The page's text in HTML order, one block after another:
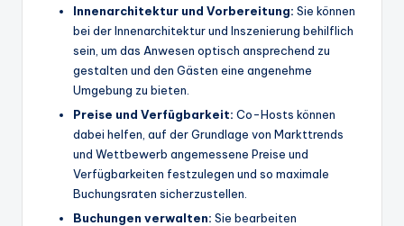
Innenarchitektur und Vorbereitung: Sie können
bei der Innenarchitektur und Inszenierung behilflich
sein, um das Anwesen optisch ansprechend zu
gestalten und den Gästen eine angenehme
Umgebung zu bieten.
Preise und Verfügbarkeit: Co-Hosts können
dabei helfen, auf der Grundlage von Markttrends
und Wettbewerb angemessene Preise und
Verfügbarkeiten festzulegen und so maximale
Buchungsraten sicherzustellen.
Buchungen verwalten: Sie bearbeiten